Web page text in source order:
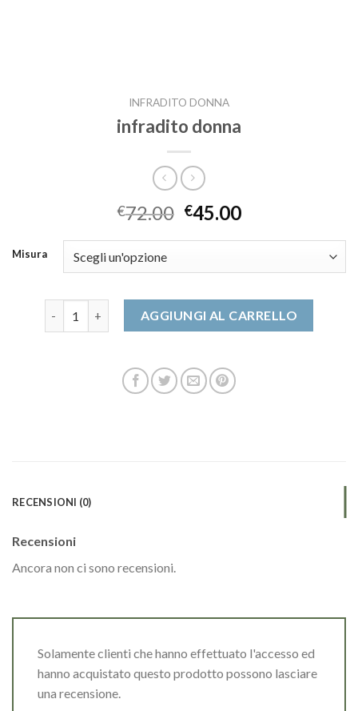
INFRADITO DONNA
infradito donna
€72.00 €45.00
Misura
infradito donna quantitàAGGIUNGI AL CARRELLO
RECENSIONI (0)
Recensioni
Ancora non ci sono recensioni.
Solamente clienti che hanno effettuato l'accesso ed
hanno acquistato questo prodotto possono lasciare
una recensione.